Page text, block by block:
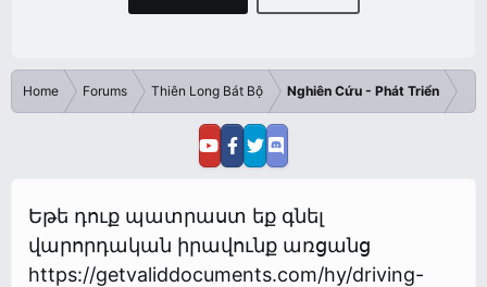
Home Forums Thiên Long Bát Bộ Nghiên Cứu - Phát Triển
Եթե դուք պատրաստ եք գնել
վարորդական իրավունք առցանց
https://getvaliddocuments.com/hy/driving-